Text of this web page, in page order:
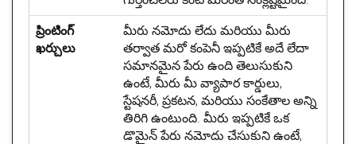
ప్రింటింగ్
ఖర్చులు
మీరు నమోదు లేదు మరియు మీరు
తర్వాత మరో కంపెనీ ఇప్పటికే అదే లేదా
సమానమైన పేరు ఉంది తెలుసుకుని
ఉంటే, మీరు మీ వ్యాపార కార్డులు,
స్టేషనరీ, ప్రకటన, మరియు సంకేతాల అన్ని
తిరిగి ఉంటుంది. మీరు ఇప్పటికే ఒక
డొమైన్ పేరు నమోదు చేసుకుని ఉంటే,